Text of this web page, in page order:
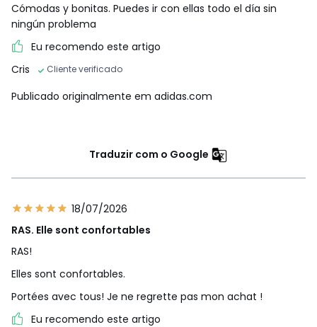
Cómodas y bonitas. Puedes ir con ellas todo el día sin
ningún problema
Eu recomendo este artigo
Cris
Cliente verificado
Publicado originalmente em adidas.com
Traduzir com o Google
18/07/2026
RAS. Elle sont confortables
RAS!
Elles sont confortables.
Portées avec tous! Je ne regrette pas mon achat !
Eu recomendo este artigo